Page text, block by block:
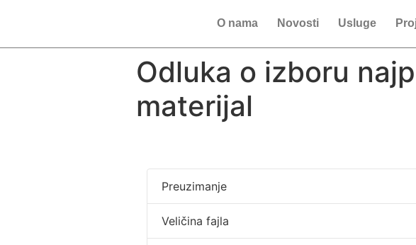
O nama Novosti Usluge
Odluka o izboru
materijal
Preuzimanje
Veličina fajla